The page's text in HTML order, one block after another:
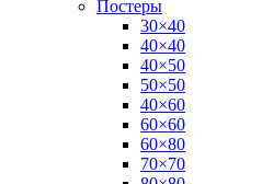
Постеры
30×40
40×40
40×50
50×50
40×60
60×60
60×80
70×70